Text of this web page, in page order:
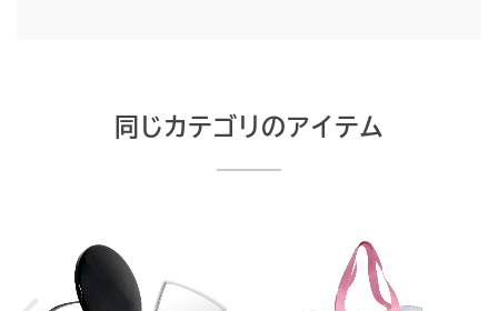
同じカテゴリのアイテム